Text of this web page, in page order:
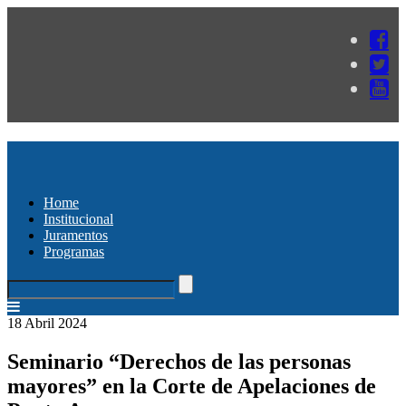
Home
Institucional
Juramentos
Programas
18 Abril 2024
Seminario “Derechos de las personas
mayores” en la Corte de Apelaciones de